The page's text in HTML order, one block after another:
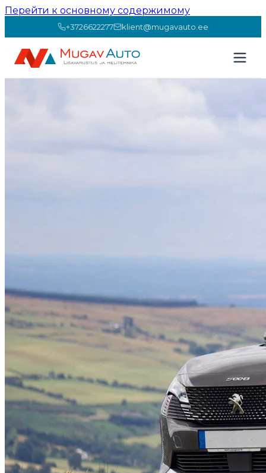
Перейти к основному содержимому
+3726622277 klient@mugavauto.ee